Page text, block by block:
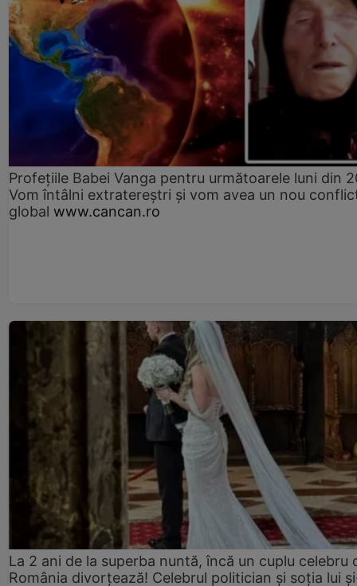
Profețiile Babei Vanga pentru următoarele luni din
Vom întâlni extratereștri și vom avea un nou
global www.cancan.ro
La 2 ani de la superba nuntă, încă un cuplu celebru
România divorțează! Celebrul politician și soția lui